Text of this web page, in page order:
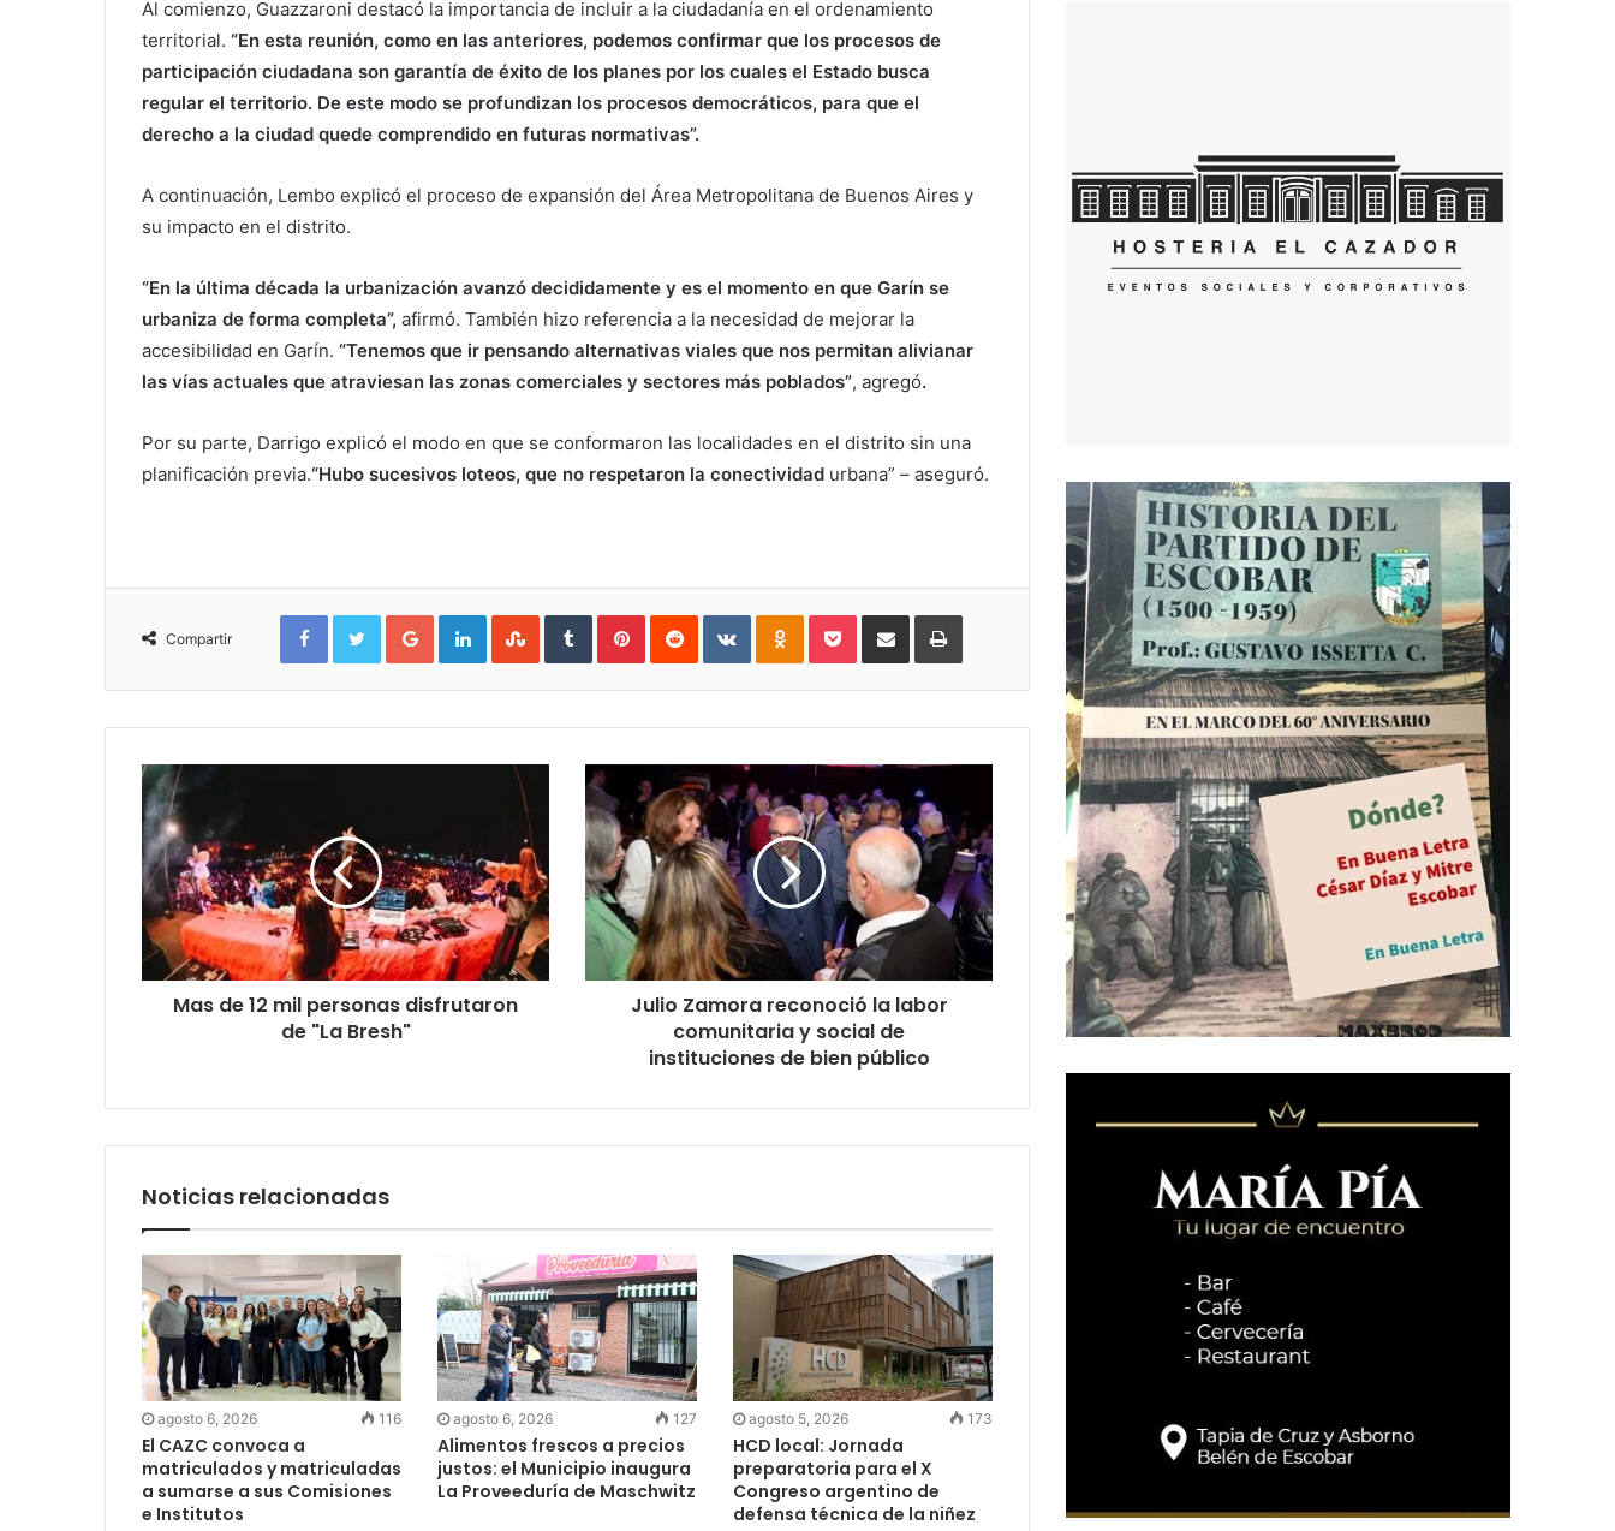
Al comienzo, Guazzaroni destacó la importancia de incluir a la ciudadanía en el ordenamiento
territorial. “En esta reunión, como en las anteriores, podemos confirmar que los procesos de
participación ciudadana son garantía de éxito de los planes por los cuales el Estado busca
regular el territorio. De este modo se profundizan los procesos democráticos, para que el
derecho a la ciudad quede comprendido en futuras normativas”.
A continuación, Lembo explicó el proceso de expansión del Área Metropolitana de Buenos Aires y
su impacto en el distrito.
“En la última década la urbanización avanzó decididamente y es el momento en que Garín se
urbaniza de forma completa”, afirmó. También hizo referencia a la necesidad de mejorar la
accesibilidad en Garín. “Tenemos que ir pensando alternativas viales que nos permitan alivianar
las vías actuales que atraviesan las zonas comerciales y sectores más poblados”, agregó.
Por su parte, Darrigo explicó el modo en que se conformaron las localidades en el distrito sin una
planificación previa.“Hubo sucesivos loteos, que no respetaron la conectividad urbana” – aseguró.
Compartir
FacebookTwitterGoogle+LinkedInStumbleUpon
TumblrPinterestReddit VKontakteOdnoklassniki
PocketCompartirImprimir
Mas de 12 mil personas disfrutaron
de "La Bresh"
Julio Zamora reconoció la labor
comunitaria y social de
instituciones de bien público
Noticias relacionadas
agosto 6, 2026 116
El CAZC convoca a
matriculados y matriculadas
a sumarse a sus Comisiones
e Institutos
agosto 6, 2026 127
Alimentos frescos a precios
justos: el Municipio inaugura
La Proveeduría de Maschwitz
agosto 5, 2026 173
HCD local: Jornada
preparatoria para el X
Congreso argentino de
defensa técnica de la niñez